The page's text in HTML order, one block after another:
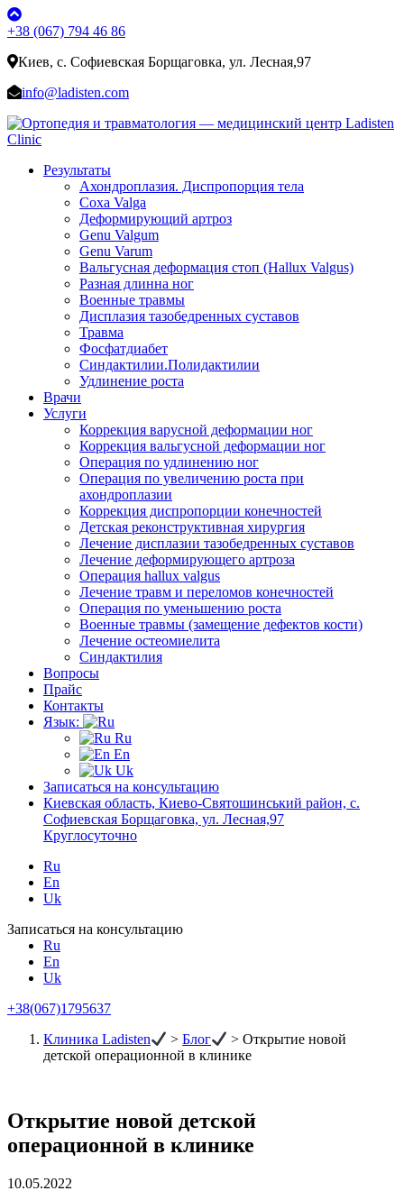
+38 (067) 794 46 86
Киев, с. Софиевская Борщаговка, ул. Лесная,97
info@ladisten.com
Результаты
Ахондроплазия. Диспропорция тела
Coxa Valga
Деформирующий артроз
Genu Valgum
Genu Varum
Вальгусная деформация стоп (Hallux Valgus)
Разная длинна ног
Военные травмы
Дисплазия тазобедренных суставов
Травма
Фосфатдиабет
Синдактилии.Полидактилии
Удлинение роста
Врачи
Услуги
Коррекция варусной деформации ног
Коррекция вальгусной деформации ног
Операция по удлинению ног
Операция по увеличению роста при
ахондроплазии
Коррекция диспропорции конечностей
Детская реконструктивная хирургия
Лечение дисплазии тазобедренных суставов
Лечение деформирующего артроза
Операция hallux valgus
Лечение травм и переломов конечностей
Операция по уменьшению роста
Военные травмы (замещение дефектов кости)
Лечение остеомиелита
Синдактилия
Вопросы
Прайс
Контакты
Язык:
Ru
En
Uk
Записаться на консультацию
Киевская область, Киево-Святошинський район, с.
Софиевская Борщаговка, ул. Лесная,97
Круглосуточно
Ru
En
Uk
Записаться на консультацию
Ru
En
Uk
+38(067)1795637
Клиника Ladisten >Блог >Открытие новой
детской операционной в клинике
Открытие новой детской
операционной в клинике
10.05.2022